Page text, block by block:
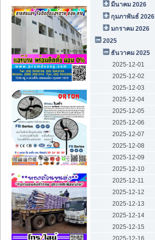
มีนาคม 2026
กุมภาพันธ์ 2026
มกราคม 2026
2025
ธันวาคม 2025
2025-12-01
2025-12-02
2025-12-03
2025-12-04
2025-12-05
2025-12-06
2025-12-07
2025-12-08
2025-12-09
2025-12-10
2025-12-11
2025-12-12
2025-12-13
2025-12-14
2025-12-15
2025-12-16